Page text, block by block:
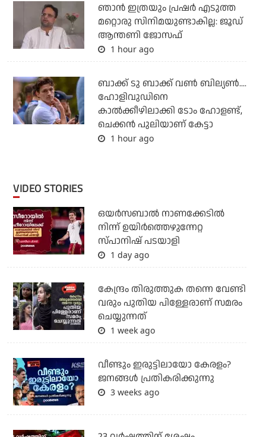
ഞാന്‍ ഇത്രയും പ്രഷര്‍ എടുത്ത
മറ്റൊരു സിനിമയുണ്ടാകില്ല: ജൂഡ്
ആന്തണി ജോസഫ്
1 hour ago
ബാക്ക് ടു ബാക്ക് വണ്‍ ബില്യണ്‍....
ഹോളിവുഡിനെ
കാല്‍ക്കീഴിലാക്കി ടോം ഹോളണ്ട്,
ചെക്കന്‍ പുലിയാണ് കേട്ടാ
1 hour ago
VIDEO STORIES
ഒയര്‍സബാൽ നാണക്കേടിൽ
നിന്ന് ഉയിർത്തെഴുന്നേറ്റ
സ്പാനിഷ് പടയാളി
1 day ago
കേന്ദ്രം തിരുത്തുക തന്നെ വേണ്ടി
വരും പുതിയ പിള്ളേരാണ് സമരം
ചെയ്യുന്നത്
1 week ago
വീണ്ടും ഇരുട്ടിലായോ കേരളം?
ജനങ്ങൾ പ്രതികരിക്കുന്നു
3 weeks ago